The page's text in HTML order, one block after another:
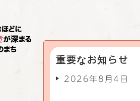
重要なお知らせ
2026年8月4日